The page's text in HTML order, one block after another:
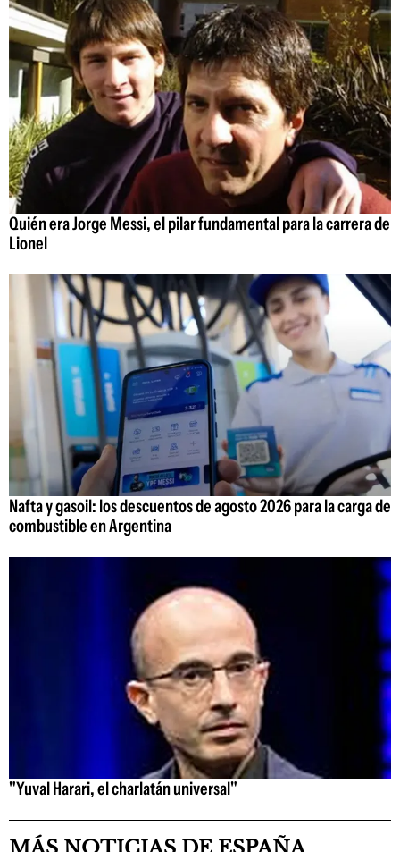
Quién era Jorge Messi, el pilar fundamental para la carrera de
Lionel
Nafta y gasoil: los descuentos de agosto 2026 para la carga de
combustible en Argentina
"Yuval Harari, el charlatán universal"